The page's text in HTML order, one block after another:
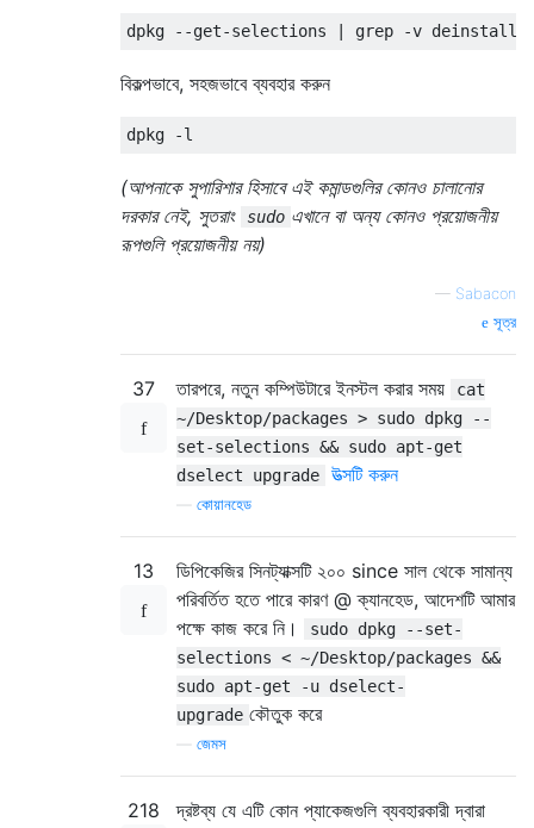
dpkg --get-selections | grep -v deinstall
বিকল্পভাবে, সহজভাবে ব্যবহার করুন
dpkg -l
(আপনাকে সুপারিশার হিসাবে এই কমান্ডগুলির কোনও চালানোর
দরকার নেই, সুতরাং
sudo এখানে বা অন্য কোনও প্রয়োজনীয়
রূপগুলি প্রয়োজনীয় নয়)
— Sabacon
সূত্র
37 তারপরে, নতুন কম্পিউটারে ইনস্টল করার সময়
cat
~/Desktop/packages > sudo dpkg --
set-selections && sudo apt-get
dselect upgrade
উত্সটি করুন
কোয়ানহেড
13
ডিপিকেজির সিনট্যাক্সটি ২০০ since সাল থেকে সামান্য
পরিবর্তিত হতে পারে কারণ @ ক্যানহেড, আদেশটি আমার
পক্ষে কাজ করে নি।
sudo dpkg --set-
selections < ~/Desktop/packages &&
sudo apt-get -u dselect-
upgrade কৌতুক করে
জেমস
218
দ্রষ্টব্য যে এটি কোন প্যাকেজগুলি ব্যবহারকারী দ্বারা